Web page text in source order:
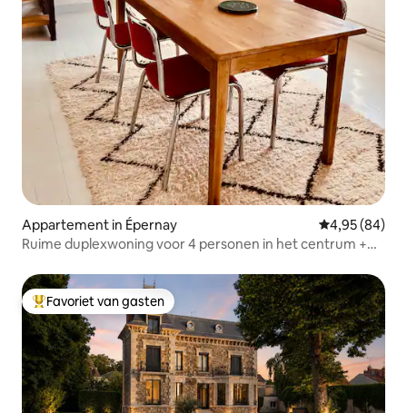
Appartement in Épernay Gemiddelde
4,95 (84)
Ruime duplexwoning voor 4 personen in het centrum +
Topfavoriet van gasten
Favoriet van gasten